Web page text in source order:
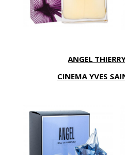
ANGEL
CINEMA YVES